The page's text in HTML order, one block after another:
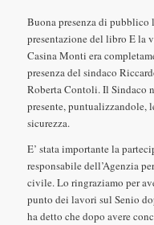
Buona presenza di pubblico
presentazione del libro E la
Casina Monti era
presenza del sindaco
Roberta Contoli. Il Sindaco
presente, puntualizzandole,
sicurezza.
E’ stata importante la
responsabile dell’Agenzia
civile. Lo ringraziamo per
punto dei lavori sul Senio
ha detto che dopo avere